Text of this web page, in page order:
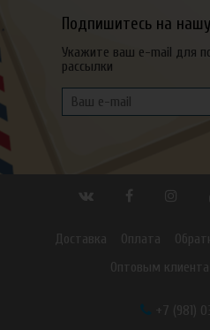
Подпишитесь на
Укажите ваш e-mail для
рассылки
Доставка Оплата
Оптовым
+7 (981)